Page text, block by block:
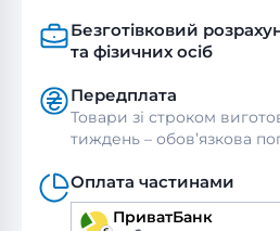
Безготівковий
та фізичних осіб
Передплата
Товари зі строком
тиждень – обов’язкова
Оплата частинами
ПриватБанк